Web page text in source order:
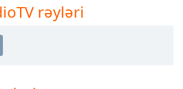
rəyləri